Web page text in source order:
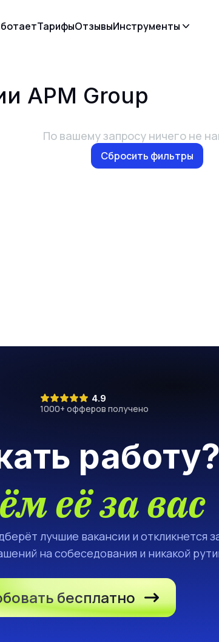
ТарифыОтзывыИнструменты
APM Group
По вашему запросу ничего не
Сбросить фильтры
4.9
1000+ офферов получено
её за вас
лучшие вакансии и откликнется
на собеседования и никакой
бесплатно